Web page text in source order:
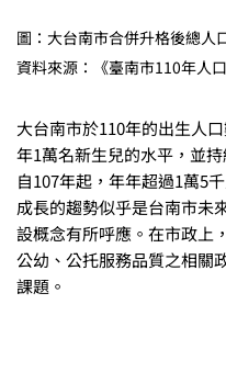
圖：大台南市合併升格後總人
資料來源：《臺南市110年人
大台南市於110年的出生人
年1萬名新生兒的水平，並
自107年起，年年超過1萬5
成長的趨勢似乎是台南市未
設概念有所呼應。在市政上
公幼、公托服務品質之相關
課題。